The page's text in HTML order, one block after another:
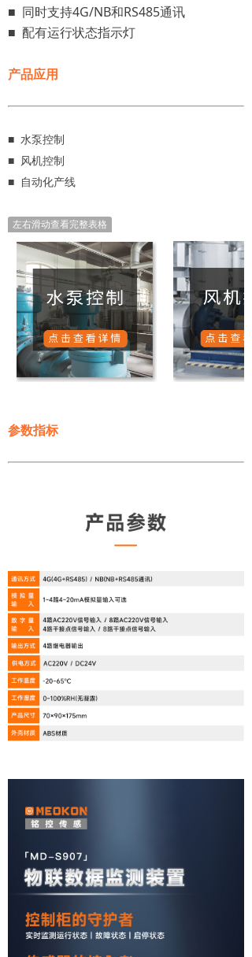
■ 同时支持4G/NB和RS485通讯
■ 配有运行状态指示灯
产品应用
■ 水泵控制
■ 风机控制
■ 自动化产线
左右滑动查看完整表格
参数指标